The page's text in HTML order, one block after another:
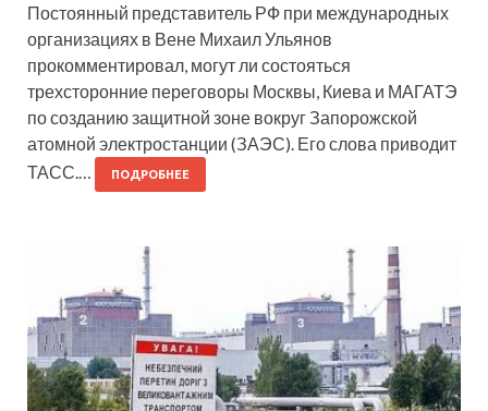
Постоянный представитель РФ при международных
организациях в Вене Михаил Ульянов
прокомментировал, могут ли состояться
трехсторонние переговоры Москвы, Киева и МАГАТЭ
по созданию защитной зоне вокруг Запорожской
атомной электростанции (ЗАЭС). Его слова приводит
ТАСС.…
ПОДРОБНЕЕ